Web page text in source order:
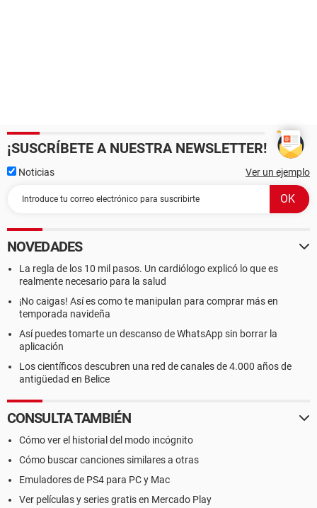
¡SUSCRÍBETE A NUESTRA NEWSLETTER!
Noticias Ver un ejemplo
NOVEDADES
La regla de los 10 mil pasos. Un cardiólogo explicó lo que es
realmente necesario para la salud
¡No caigas! Así es como te manipulan para comprar más en
temporada navideña
Así puedes tomarte un descanso de WhatsApp sin borrar la
aplicación
Los científicos descubren una red de canales de 4.000 años de
antigüedad en Belice
CONSULTA TAMBIÉN
Cómo ver el historial del modo incógnito
Cómo buscar canciones similares a otras
Emuladores de PS4 para PC y Mac
Ver películas y series gratis en Mercado Play